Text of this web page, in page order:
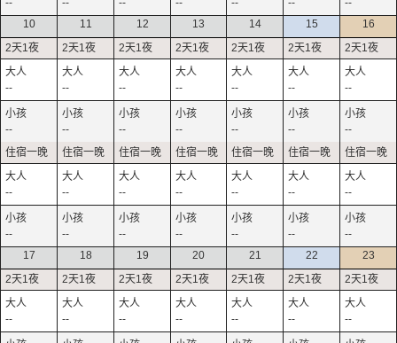
-- -- -- -- -- --
--
10
--
--
--
--
11
--
--
--
--
12
--
--
--
--
13
--
--
--
--
14
--
--
--
--
15
--
--
--
--
16
--
--
--
--
17
--
18
--
19
--
20
--
21
--
22
--
23
--